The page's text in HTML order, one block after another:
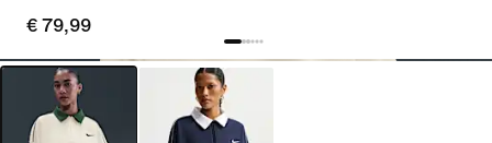
€ 79,99